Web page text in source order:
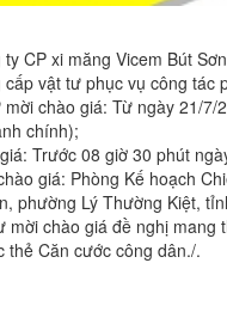
CP xi măng Vicem Bút
vật tư phục vụ công tác
chào giá: Từ ngày 21/
chính);
Trước 08 giờ 30 phút
giá: Phòng Kế hoạch
phường Lý Thường Kiệt,
mời chào giá đề nghị mang
thẻ Căn cước công dân./.